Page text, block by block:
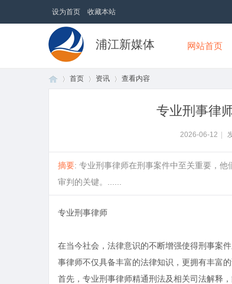
设为首页 收藏本站
浦江新媒体 网站首页
首页 资讯 查看内容
专业刑事律
2026-06-12
摘要: 专业刑事律师在刑事案件中至关重要，
审判的关键。......
专业刑事律师
在当今社会，法律意识的不断增强使得刑事案
事律师不仅具备丰富的法律知识，更拥有丰富
首先，专业刑事律师精通刑法及相关司法解释